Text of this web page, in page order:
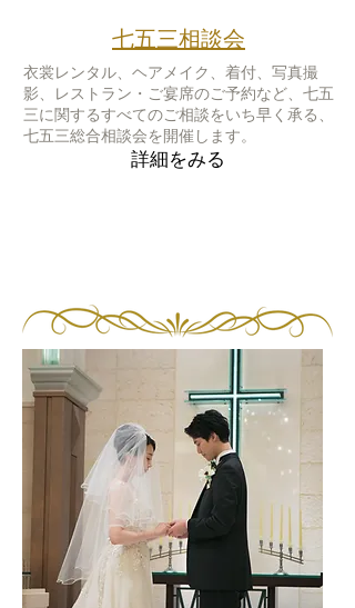
​七五三相談会
衣裳レンタル、ヘアメイク、着付、写真撮
影、レストラン・ご宴席のご予約など、​七五
三に関するすべてのご相談をいち早く承る、
七五三総合相談会を開催します。
詳細をみる